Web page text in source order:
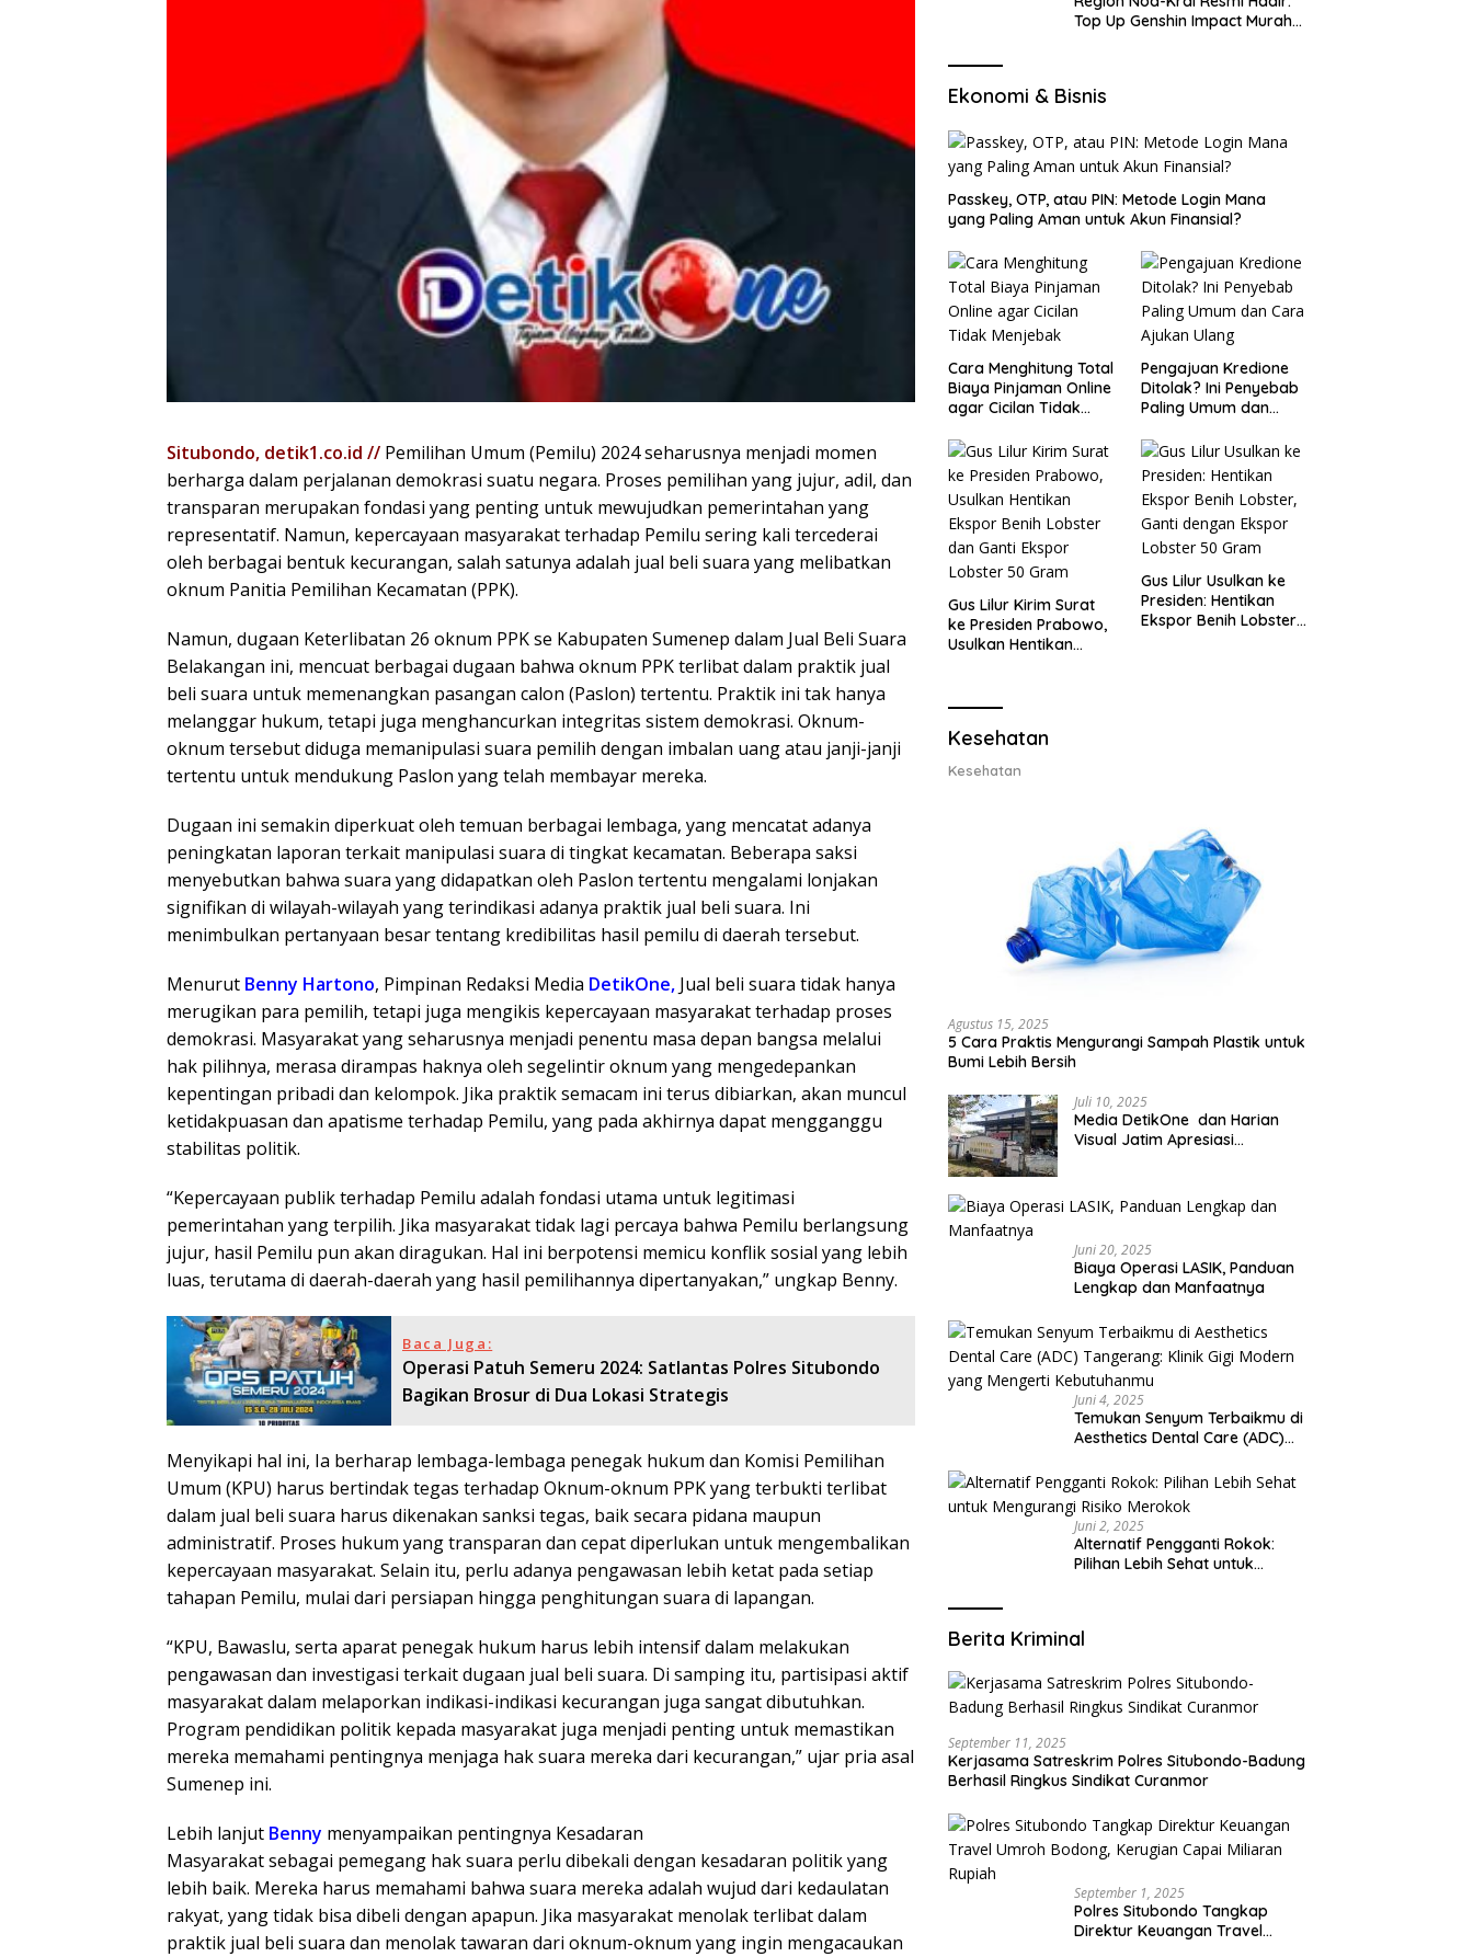
Situbondo, detik1.co.id // Pemilihan Umum (Pemilu) 2024 seharusnya menjadi momen
berharga dalam perjalanan demokrasi suatu negara. Proses pemilihan yang jujur, adil, dan
transparan merupakan fondasi yang penting untuk mewujudkan pemerintahan yang
representatif. Namun, kepercayaan masyarakat terhadap Pemilu sering kali tercederai
oleh berbagai bentuk kecurangan, salah satunya adalah jual beli suara yang melibatkan
oknum Panitia Pemilihan Kecamatan (PPK).
Namun, dugaan Keterlibatan 26 oknum PPK se Kabupaten Sumenep dalam Jual Beli Suara
Belakangan ini, mencuat berbagai dugaan bahwa oknum PPK terlibat dalam praktik jual
beli suara untuk memenangkan pasangan calon (Paslon) tertentu. Praktik ini tak hanya
melanggar hukum, tetapi juga menghancurkan integritas sistem demokrasi. Oknum-
oknum tersebut diduga memanipulasi suara pemilih dengan imbalan uang atau janji-janji
tertentu untuk mendukung Paslon yang telah membayar mereka.
Dugaan ini semakin diperkuat oleh temuan berbagai lembaga, yang mencatat adanya
peningkatan laporan terkait manipulasi suara di tingkat kecamatan. Beberapa saksi
menyebutkan bahwa suara yang didapatkan oleh Paslon tertentu mengalami lonjakan
signifikan di wilayah-wilayah yang terindikasi adanya praktik jual beli suara. Ini
menimbulkan pertanyaan besar tentang kredibilitas hasil pemilu di daerah tersebut.
Menurut Benny Hartono, Pimpinan Redaksi Media DetikOne, Jual beli suara tidak hanya
merugikan para pemilih, tetapi juga mengikis kepercayaan masyarakat terhadap proses
demokrasi. Masyarakat yang seharusnya menjadi penentu masa depan bangsa melalui
hak pilihnya, merasa dirampas haknya oleh segelintir oknum yang mengedepankan
kepentingan pribadi dan kelompok. Jika praktik semacam ini terus dibiarkan, akan muncul
ketidakpuasan dan apatisme terhadap Pemilu, yang pada akhirnya dapat mengganggu
stabilitas politik.
“Kepercayaan publik terhadap Pemilu adalah fondasi utama untuk legitimasi
pemerintahan yang terpilih. Jika masyarakat tidak lagi percaya bahwa Pemilu berlangsung
jujur, hasil Pemilu pun akan diragukan. Hal ini berpotensi memicu konflik sosial yang lebih
luas, terutama di daerah-daerah yang hasil pemilihannya dipertanyakan,” ungkap Benny.
Baca Juga:
Operasi Patuh Semeru 2024: Satlantas Polres Situbondo
Bagikan Brosur di Dua Lokasi Strategis
Menyikapi hal ini, Ia berharap lembaga-lembaga penegak hukum dan Komisi Pemilihan
Umum (KPU) harus bertindak tegas terhadap Oknum-oknum PPK yang terbukti terlibat
dalam jual beli suara harus dikenakan sanksi tegas, baik secara pidana maupun
administratif. Proses hukum yang transparan dan cepat diperlukan untuk mengembalikan
kepercayaan masyarakat. Selain itu, perlu adanya pengawasan lebih ketat pada setiap
tahapan Pemilu, mulai dari persiapan hingga penghitungan suara di lapangan.
“KPU, Bawaslu, serta aparat penegak hukum harus lebih intensif dalam melakukan
pengawasan dan investigasi terkait dugaan jual beli suara. Di samping itu, partisipasi aktif
masyarakat dalam melaporkan indikasi-indikasi kecurangan juga sangat dibutuhkan.
Program pendidikan politik kepada masyarakat juga menjadi penting untuk memastikan
mereka memahami pentingnya menjaga hak suara mereka dari kecurangan,” ujar pria asal
Sumenep ini.
Lebih lanjut Benny menyampaikan pentingnya Kesadaran
Masyarakat sebagai pemegang hak suara perlu dibekali dengan kesadaran politik yang
lebih baik. Mereka harus memahami bahwa suara mereka adalah wujud dari kedaulatan
rakyat, yang tidak bisa dibeli dengan apapun. Jika masyarakat menolak terlibat dalam
praktik jual beli suara dan menolak tawaran dari oknum-oknum yang ingin mengacaukan
Top Up Genshin Impact Murah
Ekonomi & Bisnis
Passkey, OTP, atau PIN: Metode Login Mana
yang Paling Aman untuk Akun Finansial?
Cara Menghitung Total
Biaya Pinjaman Online
agar Cicilan Tidak
Pengajuan Kredione
Ditolak? Ini Penyebab
Paling Umum dan
Gus Lilur Kirim Surat
ke Presiden Prabowo,
Usulkan Hentikan
Lobster 50 Gram
Gus Lilur Usulkan ke
Presiden: Hentikan
Ekspor Benih Lobster,
Kesehatan
Kesehatan
Agustus 15, 2025
5 Cara Praktis Mengurangi Sampah Plastik untuk
Bumi Lebih Bersih
Juli 10, 2025
Media DetikOne dan Harian
Visual Jatim Apresiasi
Juni 20, 2025
Biaya Operasi LASIK, Panduan
Lengkap dan Manfaatnya
Juni 4, 2025
Temukan Senyum Terbaikmu di
Aesthetics Dental Care (ADC)
yang Mengerti Kebutuhanmu
Juni 2, 2025
Alternatif Pengganti Rokok:
Pilihan Lebih Sehat untuk
Berita Kriminal
September 11, 2025
Kerjasama Satreskrim Polres Situbondo-Badung
Berhasil Ringkus Sindikat Curanmor
September 1, 2025
Polres Situbondo Tangkap
Direktur Keuangan Travel